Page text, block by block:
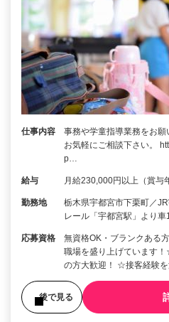
仕事内容
事務や学童指導業務をお願
お気軽にご相談下さい。
p…
給与 月給230,000円以上（賞与
勤務地
栃木県宇都宮市下栗町／
レール「宇都宮駅」より車
応募資格
無資格OK・ブランクあ
職場を盛り上げています
の方大歓迎！ ☆接客経験
後で見る